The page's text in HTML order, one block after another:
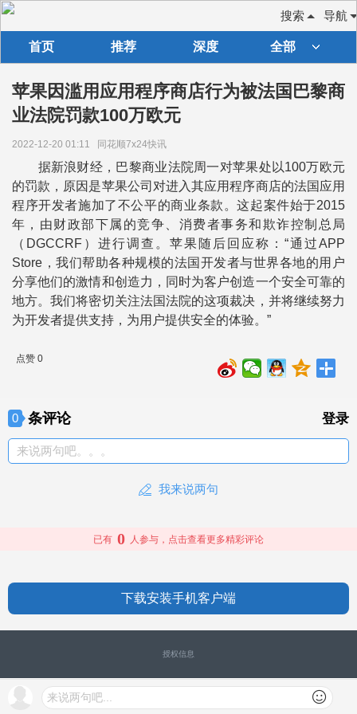
导航
搜索
首页 推荐 深度 全部
苹果因滥用应用程序商店行为被法国巴黎商
业法院罚款100万欧元
2022-12-20 01:11 同花顺7x24快讯
据新浪财经，巴黎商业法院周一对苹果处以100万欧元
的罚款，原因是苹果公司对进入其应用程序商店的法国应用
程序开发者施加了不公平的商业条款。这起案件始于2015
年，由财政部下属的竞争、消费者事务和欺诈控制总局
（DGCCRF）进行调查。苹果随后回应称：“通过APP
Store，我们帮助各种规模的法国开发者与世界各地的用户
分享他们的激情和创造力，同时为客户创造一个安全可靠的
地方。我们将密切关注法国法院的这项裁决，并将继续努力
为开发者提供支持，为用户提供安全的体验。”
点赞 0
0 条评论 登录
来说两句吧。。。
我来说两句
来说两句吧...
已有 0 人参与，点击查看更多精彩评论
下载安装手机客户端
授权信息